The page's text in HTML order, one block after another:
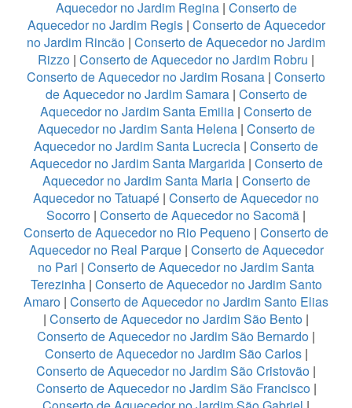
Aquecedor no Jardim Regina| Conserto de
Aquecedor no Jardim Regis| Conserto de Aquecedor
no Jardim Rincão | Conserto de Aquecedor no Jardim
Rizzo | Conserto de Aquecedor no Jardim Robru |
Conserto de Aquecedor no Jardim Rosana | Conserto
de Aquecedor no Jardim Samara| Conserto de
Aquecedor no Jardim Santa Emilia | Conserto de
Aquecedor no Jardim Santa Helena| Conserto de
Aquecedor no Jardim Santa Lucrecia | Conserto de
Aquecedor no Jardim Santa Margarida| Conserto de
Aquecedor no Jardim Santa Maria| Conserto de
Aquecedor no Tatuapé | Conserto de Aquecedor no
Socorro | Conserto de Aquecedor no Sacomã |
Conserto de Aquecedor no Rio Pequeno | Conserto de
Aquecedor no Real Parque| Conserto de Aquecedor
no Pari | Conserto de Aquecedor no Jardim Santa
Terezinha| Conserto de Aquecedor no Jardim Santo
Amaro | Conserto de Aquecedor no Jardim Santo Elias
| Conserto de Aquecedor no Jardim São Bento |
Conserto de Aquecedor no Jardim São Bernardo |
Conserto de Aquecedor no Jardim São Carlos|
Conserto de Aquecedor no Jardim São Cristovão |
Conserto de Aquecedor no Jardim São Francisco|